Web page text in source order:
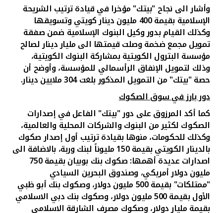
وأشار الى نجاح "بيتك" مؤخرا في قيادة ترتيب الشريحة
الإسلامية بقيمة 400 مليون دينار كويتي وتسويقها
وكذلك القيام بدور وكيل البنوك الإسلامية ضمن صفقة
تمويل مجمع ضخمة وصلت قيمتها الى مليار دينار لصالح
مؤسسة البترول الكويتية بمشاركة البنوك الكويتية،
وذلك لتمويل الإنفاق الرأسمالي للمؤسسة، وأوضح أن
حصة "بيتك" من التمويل المذكور بلغت 304 ملايين دينار.
دور بارز في سوق الصكوك
كما أكد المرزوق على دور "بيتك" الفاعل في إصدارات
الصكوك لكثير من البنوك والشركات المحلية والعالمية،
وكذلك للحكومات، منوها بقيادة ترتيب أول إصدار صكوك
بالدينار الكويتي بقيمة 150 مليوناً لبنك وربة، بالاضافة الى
اصدارات عديدة أهمها: صكوك بنك بوبيان بقيمة 750
مليون دولار أمريكي، وصندوق البحرين السيادي
"ممتلكات" بقيمة 500 مليون دولار، وصكوك بنك أبو ظبي
الأول بقيمة 500 مليون دولار، وصكوك بنك دبي الاسلامي
بقيمة مليار دولار، وصكوك مصرف الشارقة الاسلامي